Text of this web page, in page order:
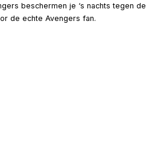
beschermen je ‘s nachts
de echte Avengers fan.